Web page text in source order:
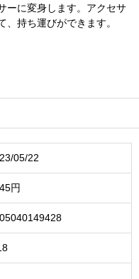
ーに変身します。アクセサ
、持ち運びができます。
05/22
円